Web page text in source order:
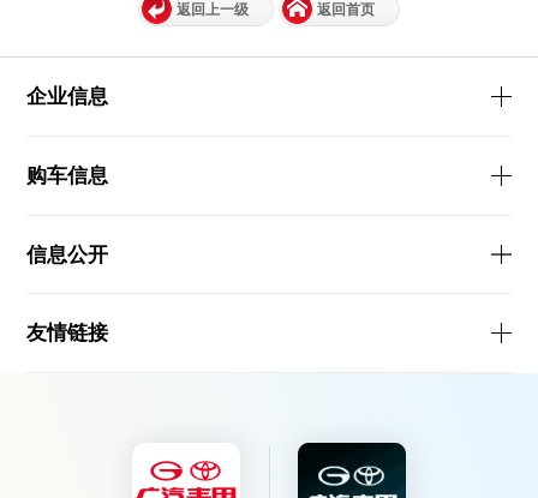
返回上一级 返回首页
企业信息
购车信息
信息公开
友情链接